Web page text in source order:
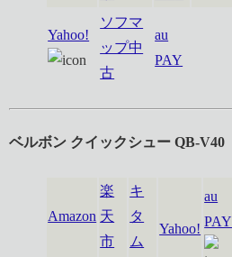
Yahoo!
ソフマ
ップ中
古
au
PAY
ベルボン クイックシュー QB-V40
Amazon
楽
天
市
キ
タ
ム
Yahoo!
au
PAY